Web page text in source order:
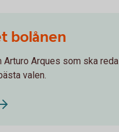
bolånen
Arturo Arques som ska reda
valen.